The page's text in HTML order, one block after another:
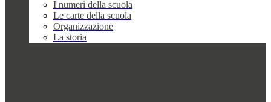
I numeri della scuola
Le carte della scuola
Organizzazione
La storia